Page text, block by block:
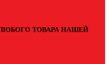
ТОВАРА НАШЕЙ